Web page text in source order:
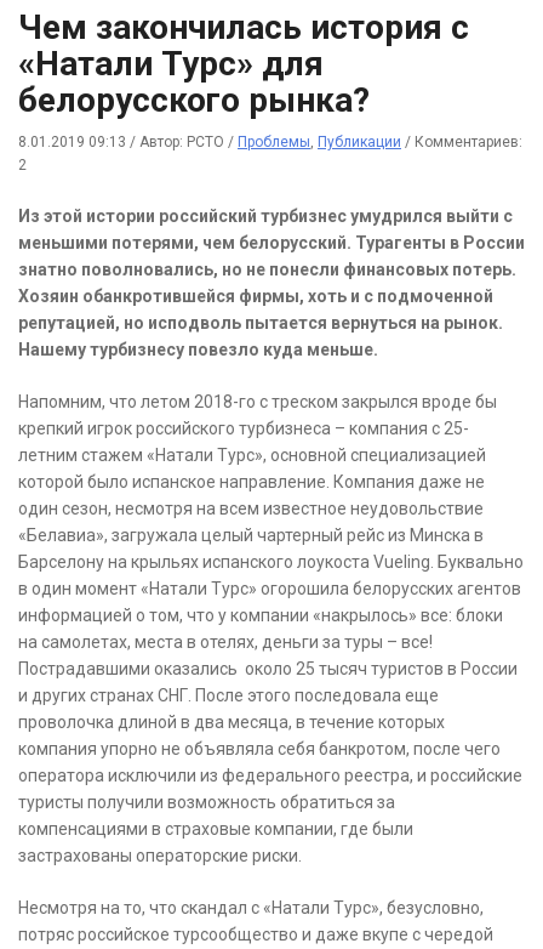
Чем закончилась история с
«Натали Турс» для
белорусского рынка?
8.01.2019 09:13 / Автор: РСТО / Проблемы, Публикации / Комментариев:
2
Из этой истории российский турбизнес умудрился выйти с
меньшими потерями, чем белорусский. Турагенты в России
знатно поволновались, но не понесли финансовых потерь.
Хозяин обанкротившейся фирмы, хоть и с подмоченной
репутацией, но исподволь пытается вернуться на рынок.
Нашему турбизнесу повезло куда меньше.
Напомним, что летом 2018-го с треском закрылся вроде бы
крепкий игрок российского турбизнеса – компания с 25-
летним стажем «Натали Турс», основной специализацией
которой было испанское направление. Компания даже не
один сезон, несмотря на всем известное неудовольствие
«Белавиа», загружала целый чартерный рейс из Минска в
Барселону на крыльях испанского лоукоста Vueling. Буквально
в один момент «Натали Турс» огорошила белорусских агентов
информацией о том, что у компании «накрылось» все: блоки
на самолетах, места в отелях, деньги за туры – все!
Пострадавшими оказались около 25 тысяч туристов в России
и других странах СНГ. После этого последовала еще
проволочка длиной в два месяца, в течение которых
компания упорно не объявляла себя банкротом, после чего
оператора исключили из федерального реестра, и российские
туристы получили возможность обратиться за
компенсациями в страховые компании, где были
застрахованы операторские риски.
Несмотря на то, что скандал с «Натали Турс», безусловно,
потряс российское турсообщество и даже вкупе с чередой